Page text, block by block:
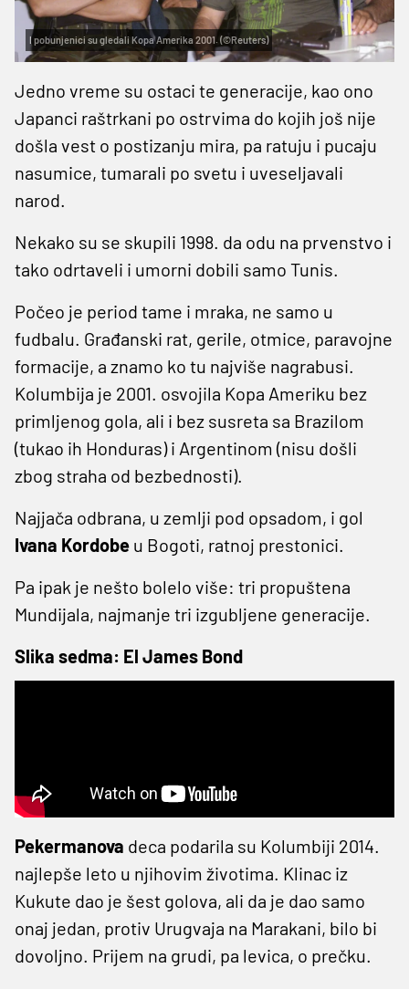
I pobunjenici su gledali Kopa Amerika 2001. (©Reuters)
Jedno vreme su ostaci te generacije, kao ono
Japanci raštrkani po ostrvima do kojih još nije
došla vest o postizanju mira, pa ratuju i pucaju
nasumice, tumarali po svetu i uveseljavali
narod.
Nekako su se skupili 1998. da odu na prvenstvo i
tako odrtaveli i umorni dobili samo Tunis.
Počeo je period tame i mraka, ne samo u
fudbalu. Građanski rat, gerile, otmice, paravojne
formacije, a znamo ko tu najviše nagrabusi.
Kolumbija je 2001. osvojila Kopa Ameriku bez
primljenog gola, ali i bez susreta sa Brazilom
(tukao ih Honduras) i Argentinom (nisu došli
zbog straha od bezbednosti).
Najjača odbrana, u zemlji pod opsadom, i gol
Ivana Kordobe u Bogoti, ratnoj prestonici.
Pa ipak je nešto bolelo više: tri propuštena
Mundijala, najmanje tri izgubljene generacije.
Slika sedma: El James Bond
Pekermanova deca podarila su Kolumbiji 2014.
najlepše leto u njihovim životima. Klinac iz
Kukute dao je šest golova, ali da je dao samo
onaj jedan, protiv Urugvaja na Marakani, bilo bi
dovoljno. Prijem na grudi, pa levica, o prečku.